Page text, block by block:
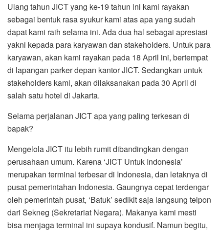
Ulang tahun JICT yang ke-19 tahun ini kami rayakan
sebagai bentuk rasa syukur kami atas apa yang sudah
dapat kami raih selama ini. Ada dua hal sebagai apresiasi
yakni kepada para karyawan dan stakeholders. Untuk para
karyawan, akan kami rayakan pada 18 April ini, bertempat
di lapangan parker depan kantor JICT. Sedangkan untuk
stakeholders kami, akan dilaksanakan pada 30 April di
salah satu hotel di Jakarta.
Selama perjalanan JICT apa yang paling terkesan di
bapak?
Mengelola JICT itu lebih rumit dibandingkan dengan
perusahaan umum. Karena ‘JICT Untuk Indonesia’
merupakan terminal terbesar di Indonesia, dan letaknya di
pusat pemerintahan Indonesia. Gaungnya cepat terdengar
oleh pemerintah pusat, ‘Batuk’ sedikit saja langsung telpon
dari Sekneg (Sekretariat Negara). Makanya kami mesti
bisa menjaga terminal ini supaya kondusif. Namun begitu,